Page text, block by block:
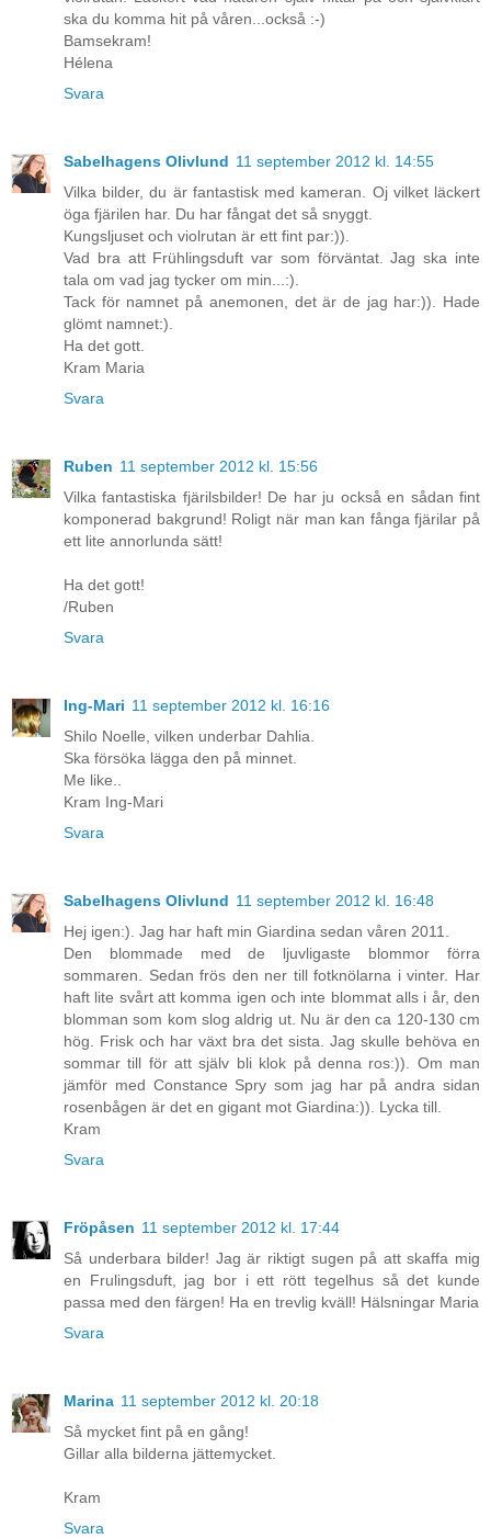
ska du komma hit på våren...också :-)
Bamsekram!
Hélena
Svara
Sabelhagens Olivlund 11 september 2012 kl. 14:55
Vilka bilder, du är fantastisk med kameran. Oj vilket läckert
öga fjärilen har. Du har fångat det så snyggt.
Kungsljuset och violrutan är ett fint par:)).
Vad bra att Frühlingsduft var som förväntat. Jag ska inte
tala om vad jag tycker om min...:).
Tack för namnet på anemonen, det är de jag har:)). Hade
glömt namnet:).
Ha det gott.
Kram Maria
Svara
Ruben 11 september 2012 kl. 15:56
Vilka fantastiska fjärilsbilder! De har ju också en sådan fint
komponerad bakgrund! Roligt när man kan fånga fjärilar på
ett lite annorlunda sätt!
Ha det gott!
/Ruben
Svara
Ing-Mari 11 september 2012 kl. 16:16
Shilo Noelle, vilken underbar Dahlia.
Ska försöka lägga den på minnet.
Me like..
Kram Ing-Mari
Svara
Sabelhagens Olivlund 11 september 2012 kl. 16:48
Hej igen:). Jag har haft min Giardina sedan våren 2011.
Den blommade med de ljuvligaste blommor förra
sommaren. Sedan frös den ner till fotknölarna i vinter. Har
haft lite svårt att komma igen och inte blommat alls i år, den
blomman som kom slog aldrig ut. Nu är den ca 120-130 cm
hög. Frisk och har växt bra det sista. Jag skulle behöva en
sommar till för att själv bli klok på denna ros:)). Om man
jämför med Constance Spry som jag har på andra sidan
rosenbågen är det en gigant mot Giardina:)). Lycka till.
Kram
Svara
Fröpåsen 11 september 2012 kl. 17:44
Så underbara bilder! Jag är riktigt sugen på att skaffa mig
en Frulingsduft, jag bor i ett rött tegelhus så det kunde
passa med den färgen! Ha en trevlig kväll! Hälsningar Maria
Svara
Marina 11 september 2012 kl. 20:18
Så mycket fint på en gång!
Gillar alla bilderna jättemycket.
Kram
Svara